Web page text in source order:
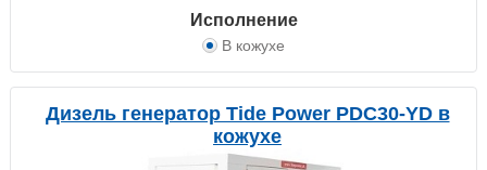
Исполнение
В кожухе
Дизель генератор Tide Power PDC30-YD в
кожухе